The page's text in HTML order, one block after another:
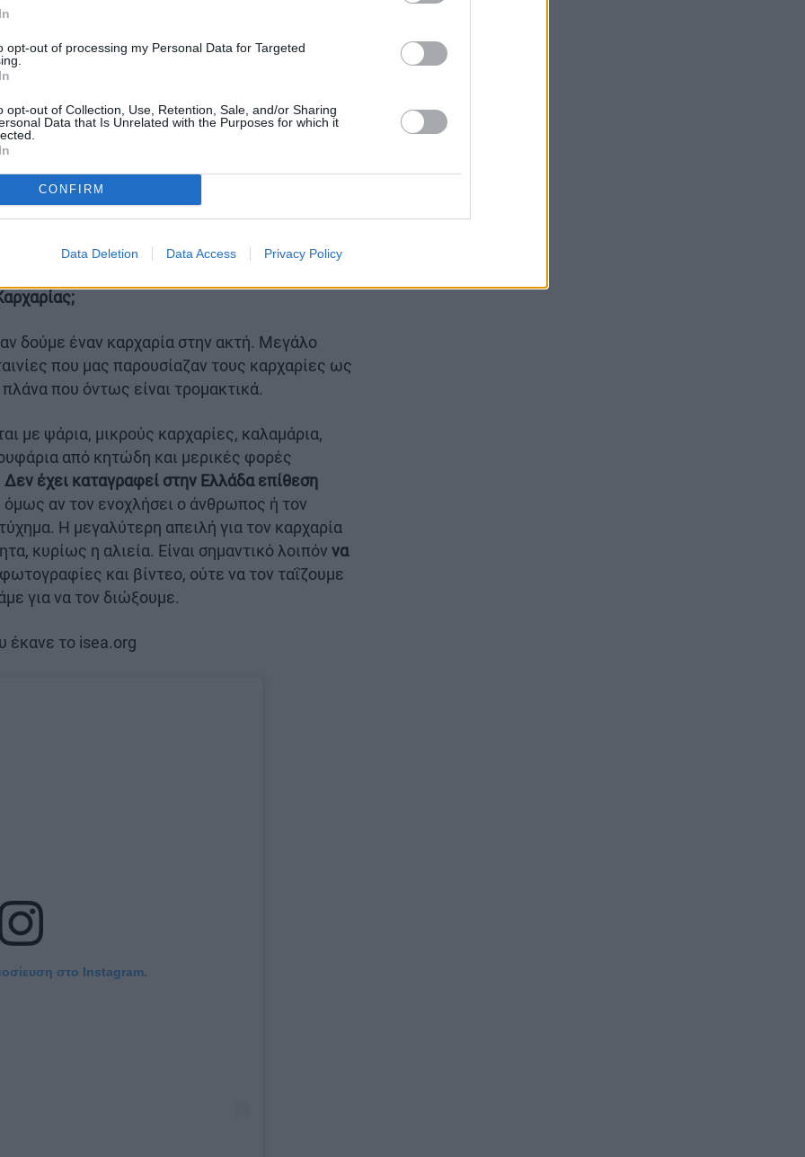
opt-out of processing my Personal Data for Targeted
opt-out of Collection, Use, Retention, Sale, and/or Sharing
Data that Is Unrelated with the Purposes for which it
CONFIRM
Data Deletion Data Access Privacy Policy
ο πληθυσμός του είδους έχει αξιολογηθεί
από τη Διεθνή Ένωση για τη
κύρια απειλή την αλίευση τους είδους.
από την εθνική και την ευρωπαϊκή
να αλιευτεί και να πωληθεί.
υποχρεώσεις, αλλά και υποχρεώσεις που
που έχει κυρώσει θα πρέπει να λάβει
της κατάστασης του είδους στις
το παρόν δεν έχει πραγματοποιηθεί.
δούμε έναν καρχαρία στην ακτή. Μεγάλο
που μας παρουσίαζαν τους καρχαρίες ως
που όντως είναι τρομακτικά.
με ψάρια, μικρούς καρχαρίες, καλαμάρια,
από κητώδη και μερικές φορές
Δεν έχει καταγραφεί στην Ελλάδα επίθεση
όμως αν τον ενοχλήσει ο άνθρωπος ή τον
H μεγαλύτερη απειλή για τον καρχαρία
κυρίως η αλιεία. Είναι σημαντικό λοιπόν να
και βίντεο, ούτε να τον ταΐζουμε
για να τον διώξουμε.
έκανε το isea.org
στο Instagram.